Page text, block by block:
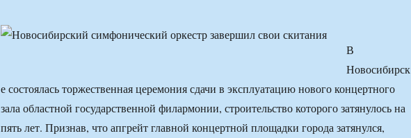
В
Новосибирск
е состоялась торжественная церемония сдачи в эксплуатацию нового концертного
зала областной государственной филармонии, строительство которого затянулось на
пять лет. Признав, что апгрейт главной концертной площадки города затянулся,